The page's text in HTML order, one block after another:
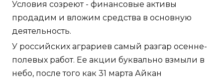
Условия созреют - финансовые активы
продадим и вложим средства в основную
деятельность.
У российских аграриев самый разгар осенне-
полевых работ. Ее акции буквально взмыли в
небо, после того как 31 марта Айкан